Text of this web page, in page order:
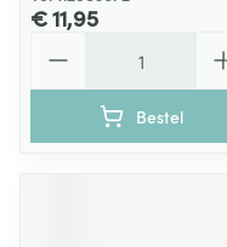
€ 11,95
Bestel